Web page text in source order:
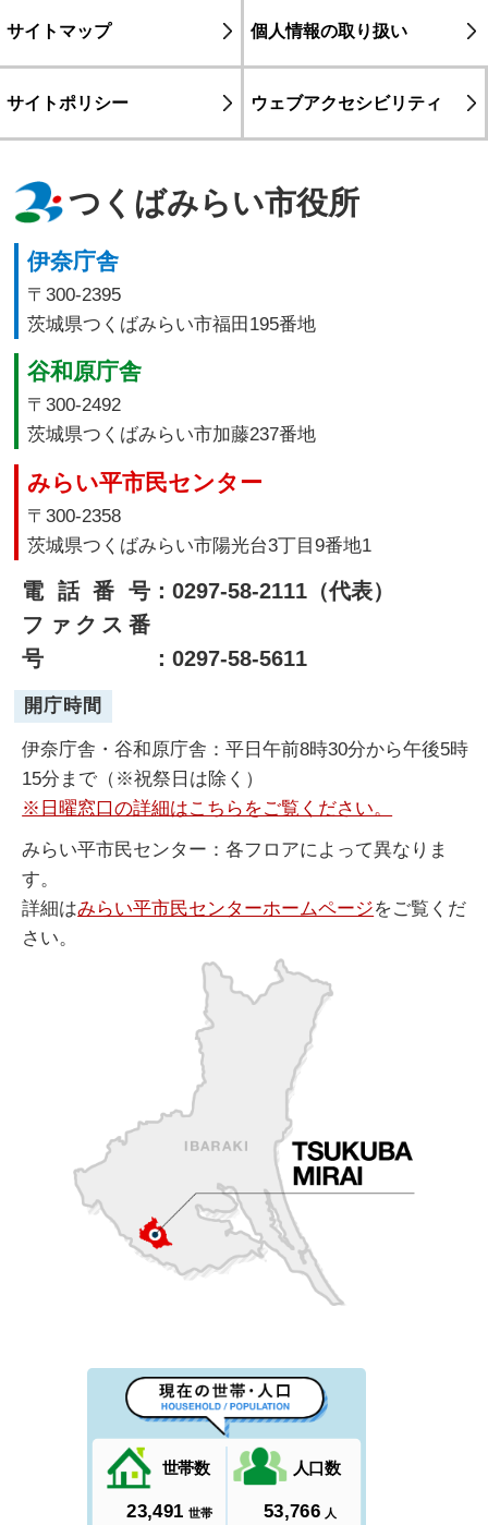
サイトマップ 個人情報の取り扱い
サイトポリシー ウェブアクセシビリティ
つくばみらい市役所
伊奈庁舎
〒300-2395
茨城県つくばみらい市福田195番地
谷和原庁舎
〒300-2492
茨城県つくばみらい市加藤237番地
みらい平市民センター
〒300-2358
茨城県つくばみらい市陽光台3丁目9番地1
電話番号：0297-58-2111（代表）
ファクス番
号
：0297-58-5611
開庁時間
伊奈庁舎・谷和原庁舎：平日午前8時30分から午後5時
15分まで（※祝祭日は除く）
※日曜窓口の詳細はこちらをご覧ください。
みらい平市民センター：各フロアによって異なりま
す。
詳細はみらい平市民センターホームページをご覧くだ
さい。